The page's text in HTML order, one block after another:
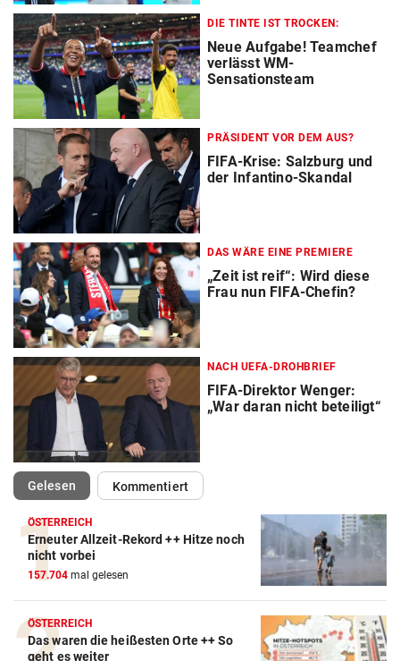
DIE TINTE IST TROCKEN:
Neue Aufgabe! Teamchef
verlässt WM-
Sensationsteam
PRÄSIDENT VOR DEM AUS?
FIFA-Krise: Salzburg und
der Infantino-Skandal
DAS WÄRE EINE PREMIERE
„Zeit ist reif“: Wird diese
Frau nun FIFA-Chefin?
NACH UEFA-DROHBRIEF
FIFA-Direktor Wenger:
„War daran nicht beteiligt“
Gelesen(ausgewählt)Kommentiert
ÖSTERREICH
Erneuter Allzeit-Rekord ++ Hitze noch
nicht vorbei
157.704 mal gelesen
ÖSTERREICH
Das waren die heißesten Orte ++ So
geht es weiter
Action-Cam Vergleich
ZUM VERGLEICH
Crosstrainer Vergleich
ZUM VERGLEICH